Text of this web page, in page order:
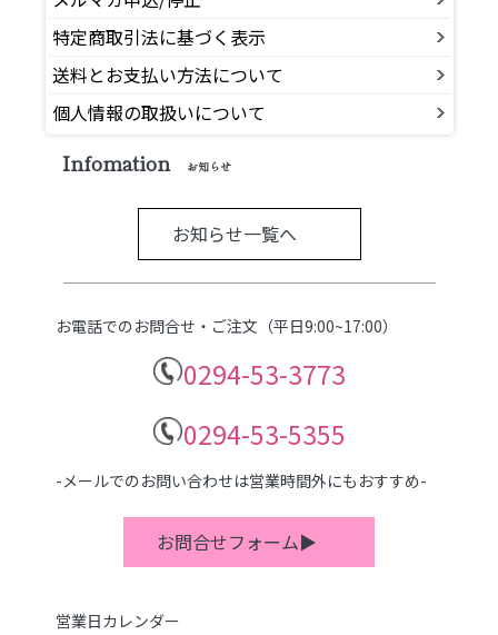
特定商取引法に基づく表示
送料とお支払い方法について
個人情報の取扱いについて
Infomation お知らせ
お知らせ一覧へ
お電話でのお問合せ・ご注文（平日9:00~17:00）
0294-53-3773
0294-53-5355
-メールでのお問い合わせは営業時間外にもおすすめ-
お問合せフォーム▶
営業日カレンダー